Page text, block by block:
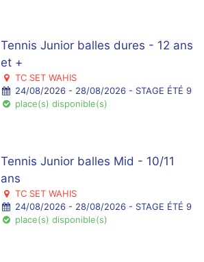
Tennis Junior balles dures - 12 ans
et +
TC SET WAHIS
24/08/2026 - 28/08/2026 - STAGE ÉTÉ 9
place(s) disponible(s)
Tennis Junior balles Mid - 10/11
ans
TC SET WAHIS
24/08/2026 - 28/08/2026 - STAGE ÉTÉ 9
place(s) disponible(s)